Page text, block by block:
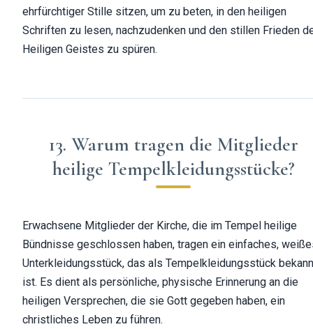
ehrfürchtiger Stille sitzen, um zu beten, in den heiligen
Schriften zu lesen, nachzudenken und den stillen Frieden
Heiligen Geistes zu spüren.
13. Warum tragen die Mitglieder
heilige Tempelkleidungsstücke?
Erwachsene Mitglieder der Kirche, die im Tempel heilige
Bündnisse geschlossen haben, tragen ein einfaches,
Unterkleidungsstück, das als Tempelkleidungsstück
ist. Es dient als persönliche, physische Erinnerung an die
heiligen Versprechen, die sie Gott gegeben haben, ein
christliches Leben zu führen.